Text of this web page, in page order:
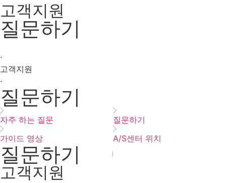
고객지원
질문하기
·
고객지원
·
질문하기
자주 하는 질문
질문하기
가이드 영상
A/S센터 위치
질문하기
고객지원